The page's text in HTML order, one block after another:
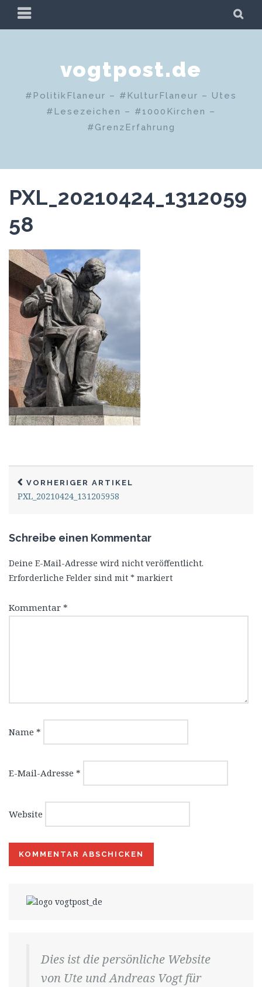
Zum
PRIMÄRES
MENÜ
vogtpost.de
#PolitikFlaneur – #KulturFlaneur – Utes
#Lesezeichen – #1000Kirchen –
#GrenzErfahrung
PXL_20210424_1312059
58
VORHERIGER ARTIKEL
PXL_20210424_131205958
Schreibe einen Kommentar
Deine E-Mail-Adresse wird nicht veröffentlicht.
Erforderliche Felder sind mit * markiert
Kommentar *
Name *
E-Mail-Adresse *
Website
Dies ist die persönliche Website
von Ute und Andreas Vogt für